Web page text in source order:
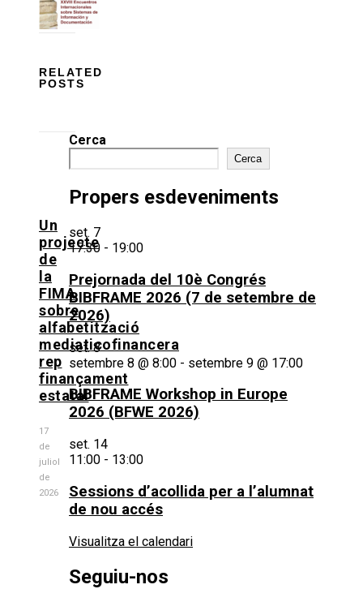
RELATED
POSTS
Un
projecte
de
la
FIMA
sobre
alfabetització
mediaticofinancera
rep
finançament
estatal
17
de
juliol
de
2026
Cerca
Cerca
Propers esdeveniments
set. 7
17:30 - 19:00
Prejornada del 10è Congrés
BIBFRAME 2026 (7 de setembre de
2026)
set.8
setembre 8 @ 8:00 - setembre 9 @ 17:00
BIBFRAME Workshop in Europe
2026 (BFWE 2026)
set. 14
11:00 - 13:00
Sessions d’acollida per a l’alumnat
de nou accés
Visualitza el calendari
Seguiu-nos